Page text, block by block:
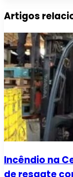
Artigos
Incêndio na
de resgate